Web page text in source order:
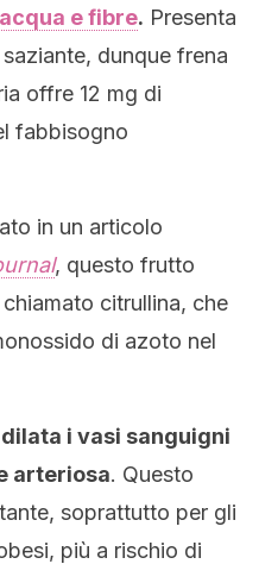
acqua e fibre. Presenta
dunque frena
offre 12 mg di
fabbisogno
in un articolo
, questo frutto
citrullina, che
di azoto nel
dilata i vasi sanguigni
arteriosa. Questo
soprattutto per gli
più a rischio di